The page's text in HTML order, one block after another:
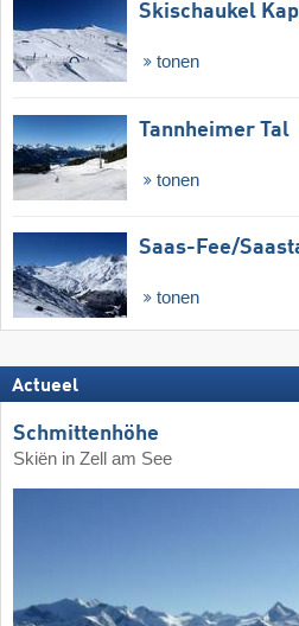
Skischaukel
tonen
Tannheimer Tal
tonen
Saas-Fee/​
tonen
Actueel
Schmittenhöhe
Skiën in Zell am See